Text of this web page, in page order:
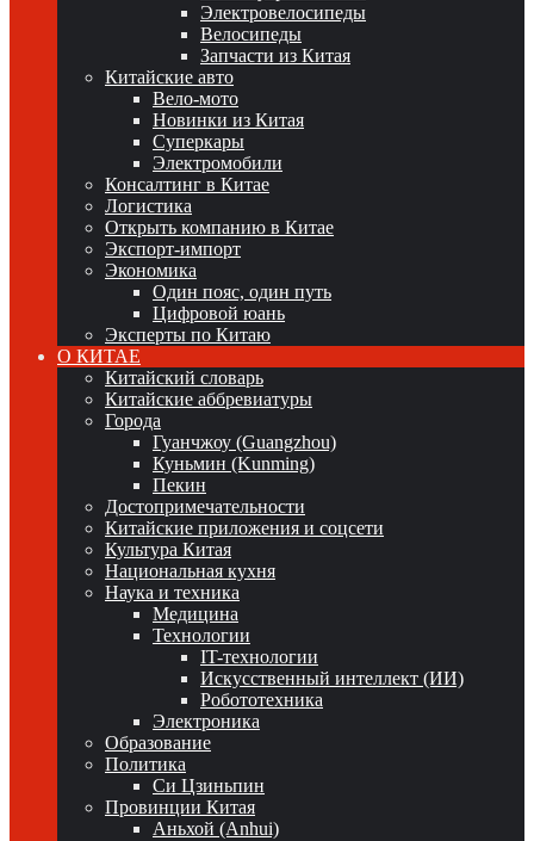
Электровелосипеды
Велосипеды
Запчасти из Китая
Китайские авто
Вело-мото
Новинки из Китая
Суперкары
Электромобили
Консалтинг в Китае
Логистика
Открыть компанию в Китае
Экспорт-импорт
Экономика
Один пояс, один путь
Цифровой юань
Эксперты по Китаю
О КИТАЕ
Китайский словарь
Китайские аббревиатуры
Города
Гуанчжоу (Guangzhou)
Куньмин (Kunming)
Пекин
Достопримечательности
Китайские приложения и соцсети
Культура Китая
Национальная кухня
Наука и техника
Медицина
Технологии
IT-технологии
Искусственный интеллект (ИИ)
Робототехника
Электроника
Образование
Политика
Си Цзиньпин
Провинции Китая
Аньхой (Anhui)